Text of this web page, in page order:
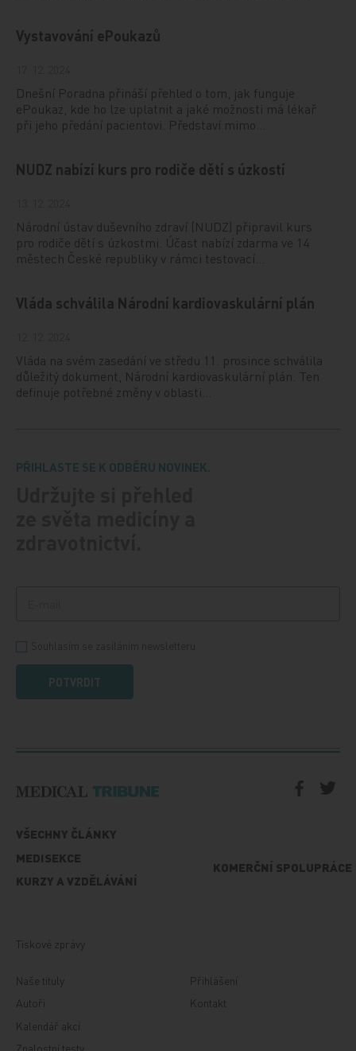
Vystavování ePoukazů
Dnešní Poradna přináší přehled o tom, jak funguje
ePoukaz, kde ho lze uplatnit a jaké možnosti má lékař
při jeho předání pacientovi. Představí mimo…
NUDZ nabízí kurs pro rodiče dětí s úzkostí
Národní ústav duševního zdraví (NUDZ) připravil kurs
pro rodiče dětí s úzkostmi. Účast nabízí zdarma ve 14
městech České republiky v rámci testovací…
Vláda schválila Národní kardiovaskulární plán
Vláda na svém zasedání ve středu 11. prosince schválila
důležitý dokument, Národní kardiovaskulární plán. Ten
definuje potřebné změny v oblasti…
PŘIHLASTE SE K ODBĚRU NOVINEK.
POTVRDIT
VŠECHNY ČLÁNKY
MEDISEKCE
KURZY A VZDĚLÁVÁNÍ
KOMERČNÍ SPOLUPRÁCE
Tiskové zprávy
Naše tituly
Autoři
Kalendář akcí
Znalostní testy
Přihlášení
Kontakt